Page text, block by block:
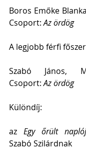
Boros Emőke
Csoport: Az ördög
A legjobb férfi
Szabó János,
Csoport: Az ördög
Különdíj:
az Egy őrült
Szabó Szilárdnak